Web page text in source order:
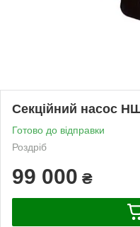
Секційний насос
Готово до відправки
Роздріб
99 000 ₴